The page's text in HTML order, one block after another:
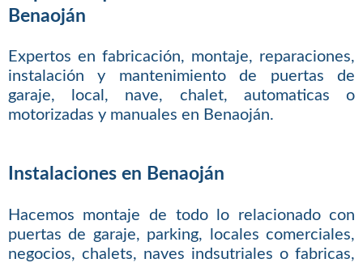
Benaoján
Expertos en fabricación, montaje, reparaciones,
instalación y mantenimiento de puertas de
garaje, local, nave, chalet, automaticas o
motorizadas y manuales en Benaoján.
Instalaciones en Benaoján
Hacemos montaje de todo lo relacionado con
puertas de garaje, parking, locales comerciales,
negocios, chalets, naves indsutriales o fabricas,